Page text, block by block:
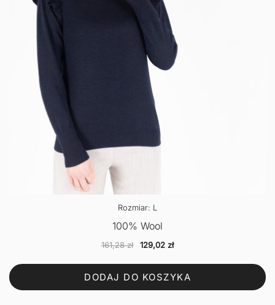
Rozmiar: L
100% Wool
161,28zł
Pierwotna
wynosiła:
161,28 zł.
129,02 złAktualna
wynosi:
129,02 zł.
DODAJ DO KOSZYKA